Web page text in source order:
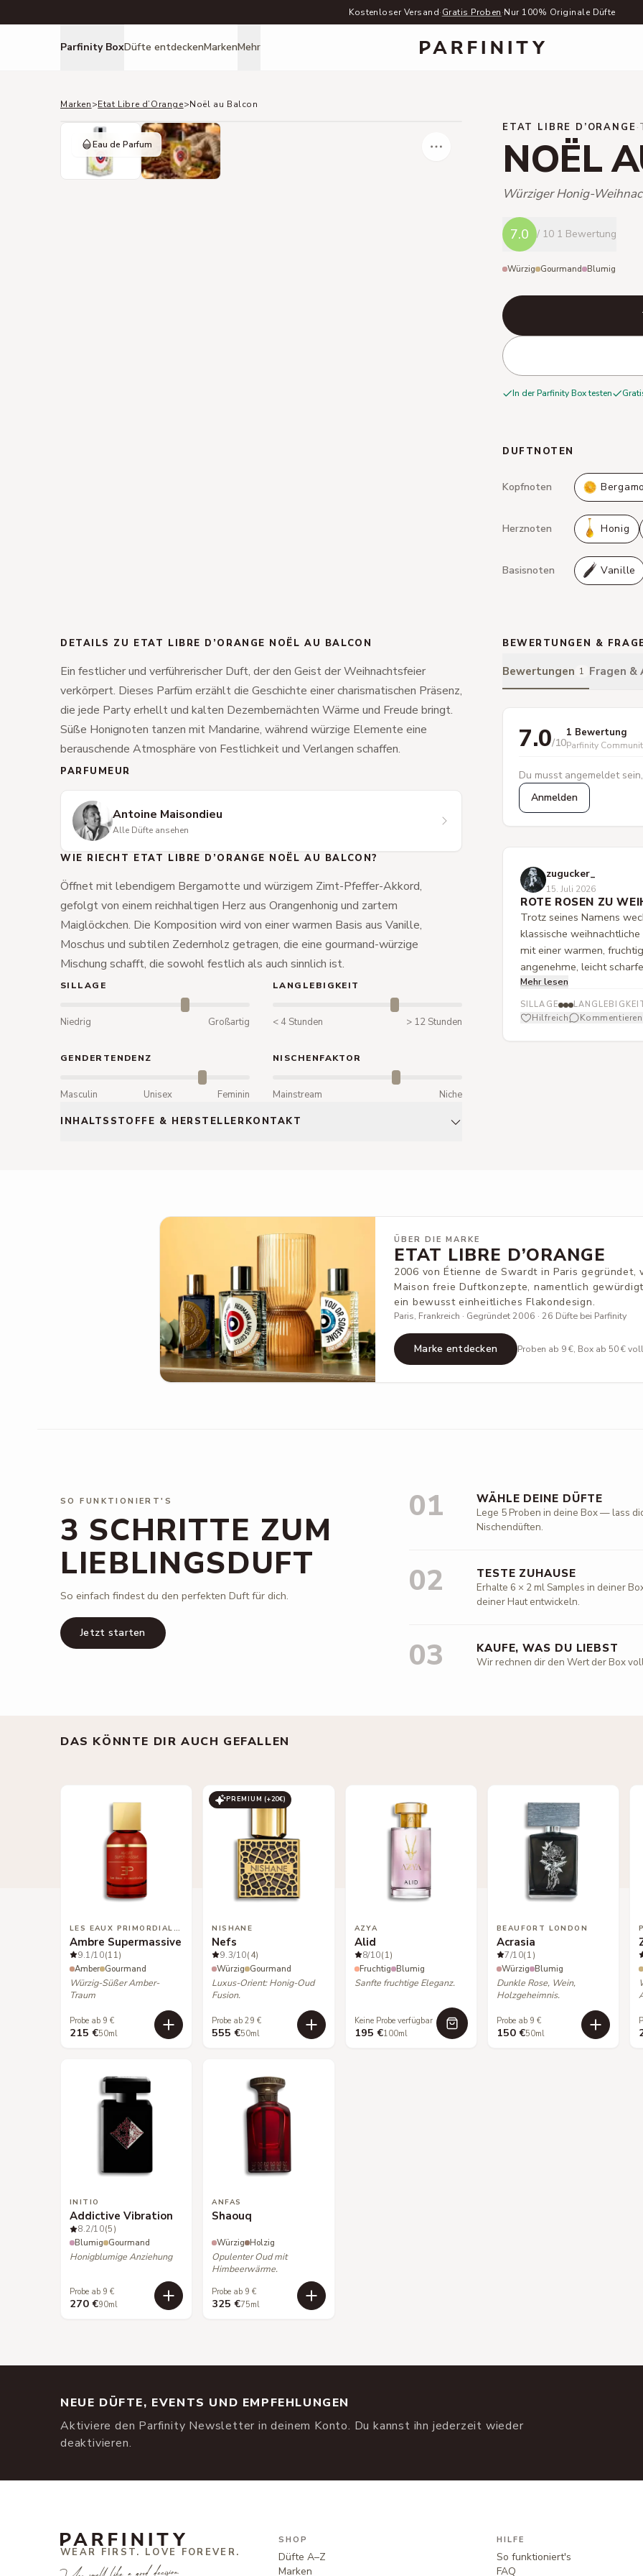
Kostenloser Versand·Gratis Proben·Nur 100% Originale Düfte
Parfinity BoxDüfte entdeckenMarkenMehr
Marken>Etat Libre d’Orange>Noël au Balcon
Eau de Parfum
ETAT LIBRE D’ORANGE·
NOËL
Würziger Honig-
7.0 / 10 1 Bewertung
Würzig Gourmand Blumig
In der Parfinity Box testen
DUFTNOTEN
Kopfnoten
Herznoten Honig
Basisnoten Vanille
DETAILS ZU ETAT LIBRE D’ORANGE NOËL AU BALCON
Ein festlicher und verführerischer Duft, der den Geist der Weihnachtsfeier
verkörpert. Dieses Parfüm erzählt die Geschichte einer charismatischen Präsenz,
die jede Party erhellt und kalten Dezembernächten Wärme und Freude bringt.
Süße Honignoten tanzen mit Mandarine, während würzige Elemente eine
berauschende Atmosphäre von Festlichkeit und Verlangen schaffen.
PARFUMEUR
Antoine Maisondieu
Alle Düfte ansehen
WIE RIECHT ETAT LIBRE D’ORANGE NOËL AU BALCON?
Öffnet mit lebendigem Bergamotte und würzigem Zimt-Pfeffer-Akkord,
gefolgt von einem reichhaltigen Herz aus Orangenhonig und zartem
Maiglöckchen. Die Komposition wird von einer warmen Basis aus Vanille,
Moschus und subtilen Zedernholz getragen, die eine gourmand-würzige
Mischung schafft, die sowohl festlich als auch sinnlich ist.
SILLAGE
Niedrig Großartig
LANGLEBIGKEIT
< 4 Stunden > 12 Stunden
GENDERTENDENZ
Masculin Unisex Feminin
NISCHENFAKTOR
Mainstream Niche
INHALTSSTOFFE & HERSTELLERKONTAKT
BEWERTUNGEN &
Bewertungen 1 Fragen
7.0/10
1 Bewertung
Parfinity
Du musst angemeldet
Anmelden
zugucker_
15. Juli 2026
ROTE ROSEN ZU
Trotz seines Namens
klassische
mit einer warmen,
angenehme, leicht
Auftakt einer
Herz von einer dezenten,
weichen Kontrast sorgt.
Mehr lesen
SILLAGE
Hilfreich Kommentieren
ÜBER DIE MARKE
ETAT LIBRE D’ORANGE
2006 von Étienne de Swardt in Paris gegründet,
Maison freie Duftkonzepte, namentlich
ein bewusst einheitliches Flakondesign.
Paris, Frankreich · Gegründet 2006 · 26 Düfte bei Parfinity
Marke entdecken Proben ab 9 €, Box ab 50 €
SO FUNKTIONIERT'S
3 SCHRITTE ZUM
LIEBLINGSDUFT
So einfach findest du den perfekten Duft für dich.
Jetzt starten
01 WÄHLE DEINE DÜFTE
Lege 5 Proben in deine Box — lass
Nischendüften.
02 TESTE ZUHAUSE
Erhalte 6 × 2 ml Samples in deiner
deiner Haut entwickeln.
03 KAUFE, WAS DU LIEBST
Wir rechnen dir den Wert der Box
DAS KÖNNTE DIR AUCH GEFALLEN
LES EAUX PRIMORDIALES
Ambre Supermassive
9.1/10(11)
Amber Gourmand
Würzig-Süßer Amber-
Traum
Probe ab 9 €
215 €50ml
PREMIUM (+20€)
NISHANE
Nefs
9.3/10(4)
Würzig Gourmand
Luxus-Orient: Honig-Oud
Fusion.
Probe ab 29 €
555 €50ml
AZYA
Alid
8/10(1)
Fruchtig Blumig
Sanfte fruchtige Eleganz.
Keine Probe verfügbar
195 €100ml
BEAUFORT LONDON
Acrasia
7/10(1)
Würzig Blumig
Dunkle Rose, Wein,
Holzgeheimnis.
Probe ab 9 €
150 €50ml
INITIO
Addictive Vibration
8.2/10(5)
Blumig Gourmand
Honigblumige Anziehung
Probe ab 9 €
270 €90ml
ANFAS
Shaouq
Würzig Holzig
Opulenter Oud mit
Himbeerwärme.
Probe ab 9 €
325 €75ml
NEUE DÜFTE, EVENTS UND EMPFEHLUNGEN
Aktiviere den Parfinity Newsletter in deinem Konto. Du kannst ihn jederzeit wieder
deaktivieren.
WEAR FIRST. LOVE FOREVER.
SHOP
Düfte A–Z
Marken
HILFE
So funktioniert's
FAQ